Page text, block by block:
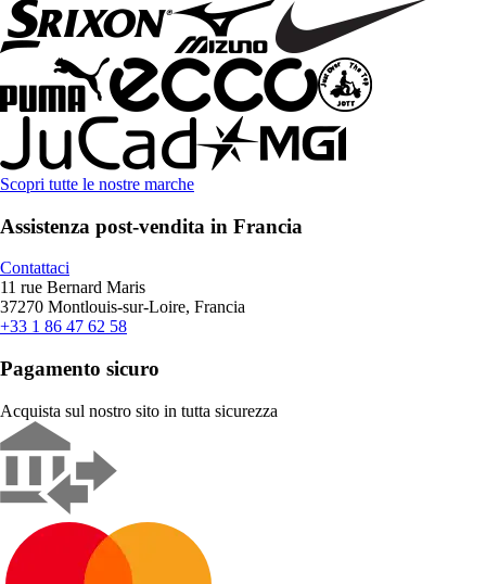
Scopri tutte le nostre marche
Assistenza post-vendita in Francia
Contattaci
11 rue Bernard Maris
37270 Montlouis-sur-Loire, Francia
+33 1 86 47 62 58
Pagamento sicuro
Acquista sul nostro sito in tutta sicurezza